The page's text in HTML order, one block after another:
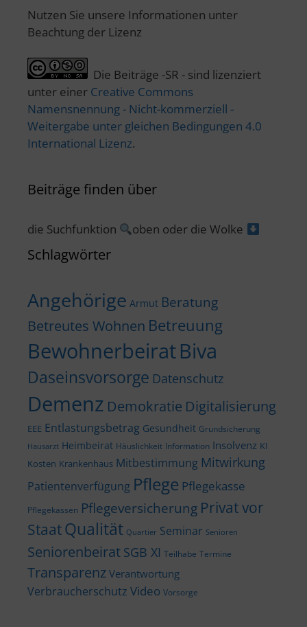
Nutzen Sie unsere Informationen unter
Beachtung der Lizenz
Die Beiträge -SR - sind lizenziert
unter einer Creative Commons
Namensnennung - Nicht-kommerziell -
Weitergabe unter gleichen Bedingungen 4.0
International Lizenz.
Beiträge finden über
die Suchfunktion oben oder die Wolke
Schlagwörter
Angehörige Armut Beratung
Betreutes Wohnen Betreuung
BewohnerbeiratBiva
Daseinsvorsorge Datenschutz
Demenz Demokratie Digitalisierung
EEE Entlastungsbetrag Gesundheit Grundsicherung
Hausarzt Heimbeirat Häuslichkeit Information Insolvenz KI
Kosten Krankenhaus Mitbestimmung Mitwirkung
Patientenverfügung Pflege Pflegekasse
Pflegekassen Pflegeversicherung Privat vor
StaatQualität Quartier Seminar Senioren
Seniorenbeirat SGB XI Teilhabe Termine
Transparenz Verantwortung
Verbraucherschutz Video Vorsorge